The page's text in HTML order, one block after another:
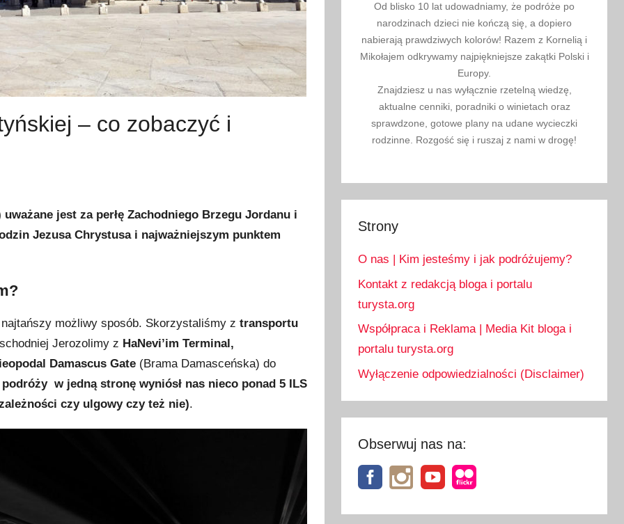
– co zobaczyć i
Jezusa Chrystusa i najważniejszym punktem
możliwy sposób. Skorzystaliśmy z transportu
Jerozolimy z HaNevi’im Terminal,
Damascus Gate (Brama Damasceńska) do
w jedną stronę wyniósł nas nieco ponad 5 ILS
czy ulgowy czy też nie).
Od blisko 10 lat udowadniamy, że podróże po
narodzinach dzieci nie kończą się, a dopiero
nabierają prawdziwych kolorów! Razem z Kornelią i
Mikołajem odkrywamy najpiękniejsze zakątki Polski i
Europy.
Znajdziesz u nas wyłącznie rzetelną wiedzę,
aktualne cenniki, poradniki o winietach oraz
sprawdzone, gotowe plany na udane wycieczki
rodzinne. Rozgość się i ruszaj z nami w drogę!
Strony
O nas | Kim jesteśmy i jak podróżujemy?
Kontakt z redakcją bloga i portalu
turysta.org
Współpraca i Reklama | Media Kit bloga i
portalu turysta.org
Wyłączenie odpowiedzialności (Disclaimer)
Obserwuj nas na: